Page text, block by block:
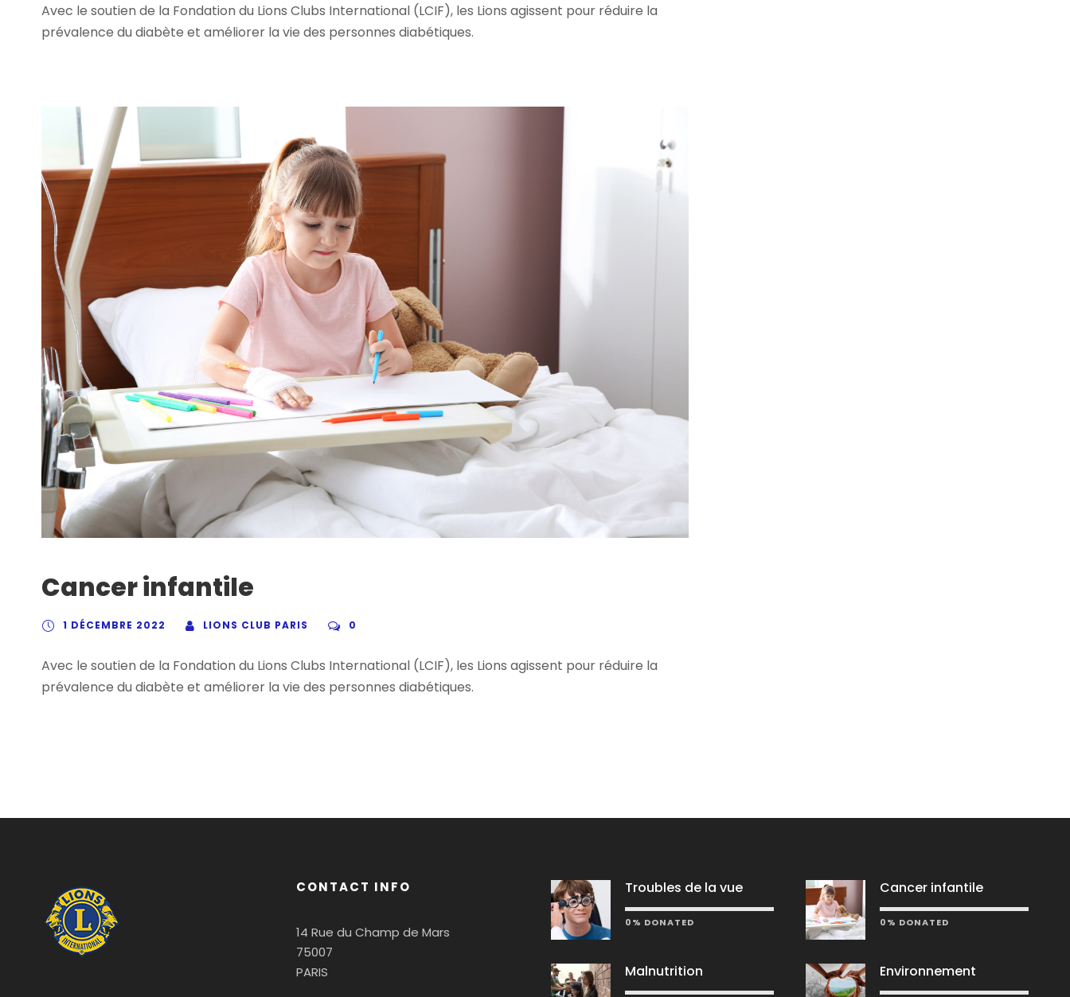
Avec le soutien de la Fondation du Lions Clubs International (LCIF), les Lions agissent pour réduire la
prévalence du diabète et améliorer la vie des personnes diabétiques.
Cancer infantile
1 DÉCEMBRE 2022 LIONS CLUB PARIS 0
Avec le soutien de la Fondation du Lions Clubs International (LCIF), les Lions agissent pour réduire la
prévalence du diabète et améliorer la vie des personnes diabétiques.
CONTACT INFO
14 Rue du Champ de Mars
75007
PARIS
Troubles de la vue
0% DONATED
Malnutrition
Cancer infantile
0% DONATED
Environnement